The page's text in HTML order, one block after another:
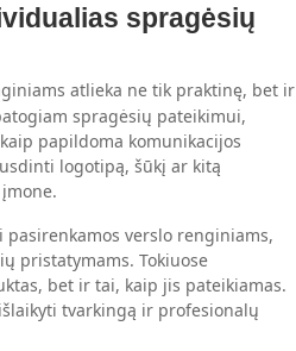
spragėsių
atlieka ne tik praktinę, bet ir
spragėsių pateikimui,
papildoma komunikacijos
logotipą, šūkį ar kitą
verslo renginiams,
pristatymams. Tokiuose
bet ir tai, kaip jis pateikiamas.
tvarkingą ir profesionalų